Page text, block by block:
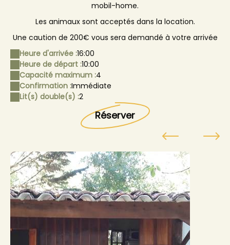
mobil-home.
Les animaux sont acceptés dans la location.
Une caution de 200€ vous sera demandé à votre arrivée
Heure d'arrivée :16:00
Heure de départ :10:00
Capacité maximum :4
Confirmation :Immédiate
Lit(s) double(s) :2
Réserver